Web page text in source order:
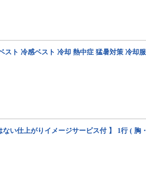
ト 冷感ベスト 冷却 熱中症 猛暑対策 冷却服
い仕上がりイメージサービス付 】 1行 ( 胸・